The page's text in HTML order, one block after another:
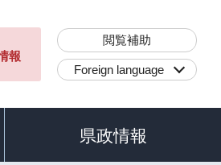
報
閲覧補助
Foreign language
県政情報